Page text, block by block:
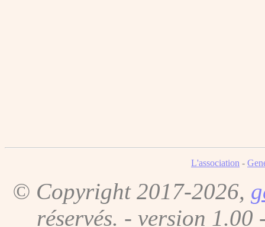
L'association -
© Copyright 2017-2026,
réservés. - version 1.00